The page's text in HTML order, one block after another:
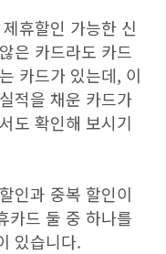
휴할인 가능한 신
은 카드라도 카드
카드가 있는데, 이
적을 채운 카드가
도 확인해 보시기
인과 중복 할인이
카드 둘 중 하나를
있습니다.